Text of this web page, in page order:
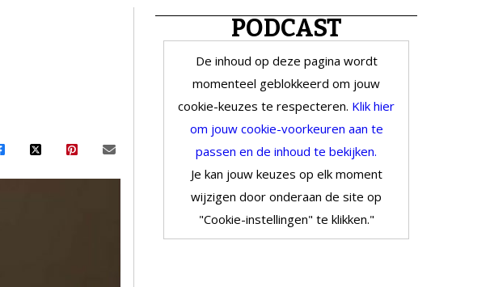
PODCAST
De inhoud op deze pagina wordt
momenteel geblokkeerd om jouw
cookie-keuzes te respecteren. Klik hier
om jouw cookie-voorkeuren aan te
passen en de inhoud te bekijken.
Je kan jouw keuzes op elk moment
wijzigen door onderaan de site op
"Cookie-instellingen" te klikken."